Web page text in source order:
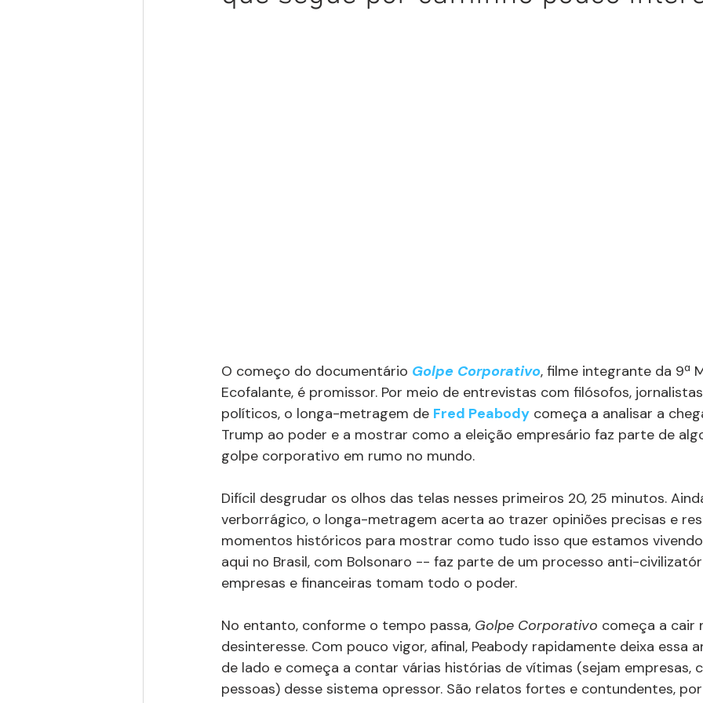
O começo do documentário Golpe Corporativo, filme integrante da 9ª
Ecofalante, é promissor. Por meio de entrevistas com filósofos,
políticos, o longa-metragem de Fred Peabody começa a analisar a
Trump ao poder e a mostrar como a eleição empresário faz parte de
golpe corporativo em rumo no mundo.
Difícil desgrudar os olhos das telas nesses primeiros 20, 25 minutos.
verborrágico, o longa-metragem acerta ao trazer opiniões precisas e
momentos históricos para mostrar como tudo isso que estamos
aqui no Brasil, com Bolsonaro -- faz parte de um processo anti-
empresas e financeiras tomam todo o poder.
No entanto, conforme o tempo passa, Golpe Corporativo começa a cair
desinteresse. Com pouco vigor, afinal, Peabody rapidamente deixa essa
de lado e começa a contar várias histórias de vítimas (sejam empresas,
pessoas) desse sistema opressor. São relatos fortes e contundentes,